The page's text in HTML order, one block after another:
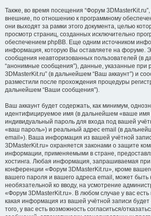
Также, во время посещения “Форум
внешние, по отношению к программному
они выходят за рамки этого документа, целью
просмотр страниц, созданных исключительно
обеспечением phpBB. Еще одним источником
информация, которую Вы оставляете на форуме.
сообщения неавторизованных пользователей (в
“анонимные сообщения”), данные, указанные при
3DMasterKit.ru” (в дальнейшем “Ваш аккаунт”) и
разместили после прохождения процедуры
дальнейшем “Ваши сообщения”).
Ваш аккаунт будет содержать, как минимум,
идентифицируемое имя (в дальнейшем «ваше имя
индивидуальный пароль для входа под вашей
«ваш пароль») и реальный адрес email (в
email»). Ваша информация из вашей учётной
3DMasterKit.ru» охраняется законами о защите
информации, применяемыми в стране,
хостинга. Любая информация, запрашиваемая при
конференции «Форум 3DMasterKit.ru», кроме
вашего пароля и вашего адреса email, может быть
необязательной ко вводу, на усмотрение
«Форум 3DMasterKit.ru». В любом случае у вас
какая информация из вашей учётной записи
того, у вас есть возможность согласиться/